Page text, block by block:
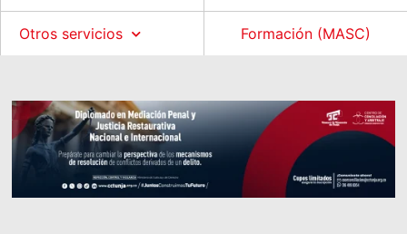
Otros servicios Formación (MASC)